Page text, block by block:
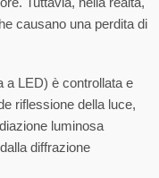
causano una perdita di
a LED) è controllata e
riflessione della luce,
luminosa
diffrazione